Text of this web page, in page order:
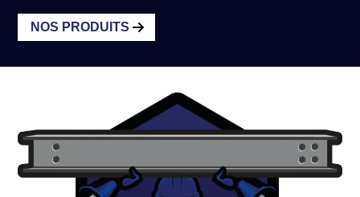
NOS PRODUITS